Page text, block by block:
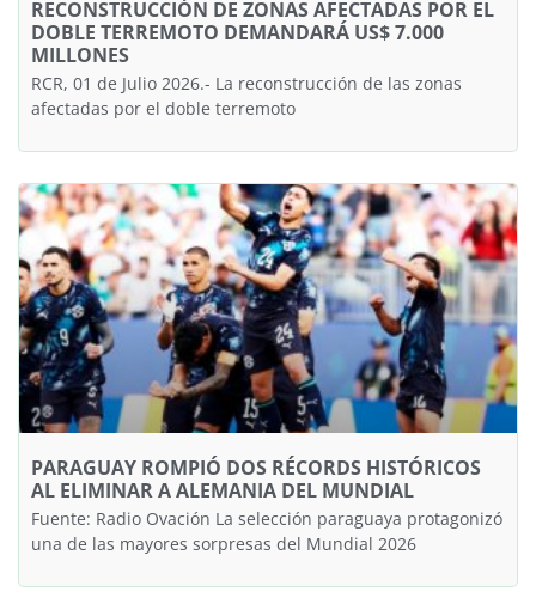
RECONSTRUCCIÓN DE ZONAS AFECTADAS POR EL
DOBLE TERREMOTO DEMANDARÁ US$ 7.000
MILLONES
RCR, 01 de Julio 2026.- La reconstrucción de las zonas
afectadas por el doble terremoto
PARAGUAY ROMPIÓ DOS RÉCORDS HISTÓRICOS
AL ELIMINAR A ALEMANIA DEL MUNDIAL
Fuente: Radio Ovación La selección paraguaya protagonizó
una de las mayores sorpresas del Mundial 2026